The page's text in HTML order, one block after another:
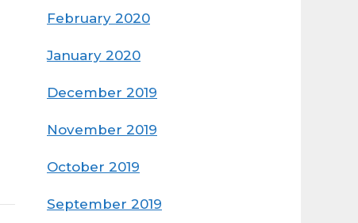
February 2020
January 2020
December 2019
November 2019
October 2019
September 2019